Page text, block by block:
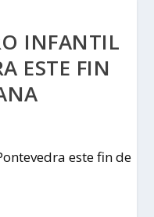
INFANTIL
ESTE FIN